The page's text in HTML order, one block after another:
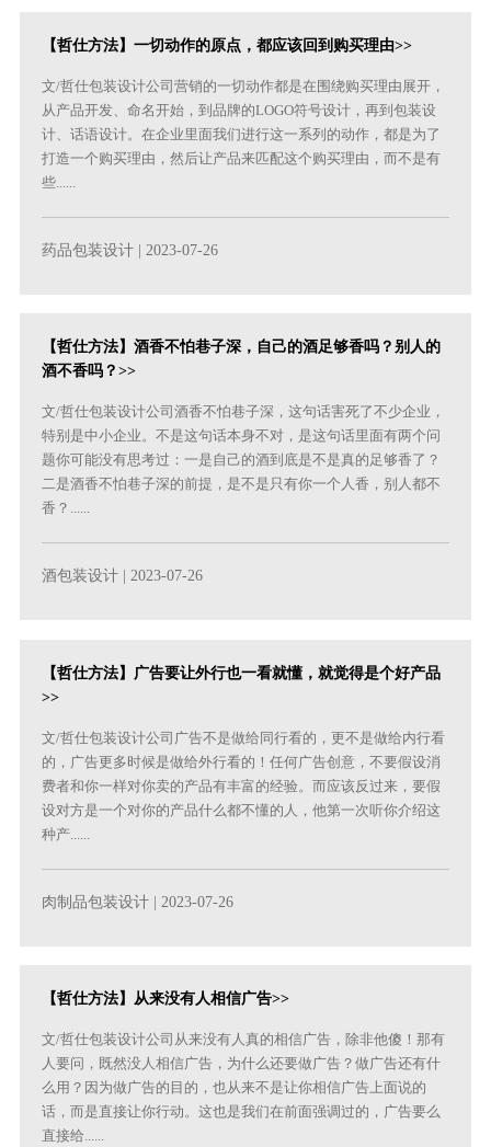
【哲仕方法】一切动作的原点，都应该回到购买理由>>
文/哲仕包装设计公司营销的一切动作都是在围绕购买理由展开，
从产品开发、命名开始，到品牌的LOGO符号设计，再到包装设
计、话语设计。在企业里面我们进行这一系列的动作，都是为了
打造一个购买理由，然后让产品来匹配这个购买理由，而不是有
些......
药品包装设计 | 2023-07-26
【哲仕方法】酒香不怕巷子深，自己的酒足够香吗？别人的
酒不香吗？>>
文/哲仕包装设计公司酒香不怕巷子深，这句话害死了不少企业，
特别是中小企业。不是这句话本身不对，是这句话里面有两个问
题你可能没有思考过：一是自己的酒到底是不是真的足够香了？
二是酒香不怕巷子深的前提，是不是只有你一个人香，别人都不
香？......
酒包装设计 | 2023-07-26
【哲仕方法】广告要让外行也一看就懂，就觉得是个好产品
>>
文/哲仕包装设计公司广告不是做给同行看的，更不是做给内行看
的，广告更多时候是做给外行看的！任何广告创意，不要假设消
费者和你一样对你卖的产品有丰富的经验。而应该反过来，要假
设对方是一个对你的产品什么都不懂的人，他第一次听你介绍这
种产......
肉制品包装设计 | 2023-07-26
【哲仕方法】从来没有人相信广告>>
文/哲仕包装设计公司从来没有人真的相信广告，除非他傻！那有
人要问，既然没人相信广告，为什么还要做广告？做广告还有什
么用？因为做广告的目的，也从来不是让你相信广告上面说的
话，而是直接让你行动。这也是我们在前面强调过的，广告要么
直接给......